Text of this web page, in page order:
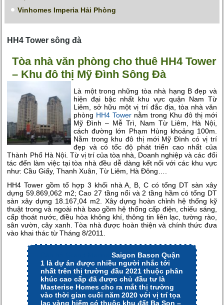
Vinhomes Imperia Hải Phòng
HH4 Tower sông đà
Tòa nhà văn phòng cho thuê HH4 Tower
– Khu đô thị Mỹ Đình Sông Đà
Là một trong những tòa nhà hạng B đẹp và
hiện đại bậc nhất khu vực quận Nam Từ
Liêm, sở hữu một vị trí đắc địa, tòa nhà văn
phòng HH4 Tower nằm trong Khu đô thị mới
Mỹ Đình – Mễ Trì, Nam Từ Liêm, Hà Nội,
cách đường lớn Phạm Hùng khoảng 100m.
Nằm trong khu đô thị mới Mỹ Đình có vị trí
đẹp và có tốc độ phát triển cao nhất của
Thành Phố Hà Nội. Từ vị trí của tòa nhà, Doanh nghiệp và các đối
tác đến làm việc tại tòa nhà đều dễ dàng kết nối với các khu vực
như: Cầu Giấy, Thanh Xuân, Từ Liêm, Hà Đông….
HH4 Tower gồm tổ hợp 3 khối nhà A, B, C có tổng DT sàn xây
dựng 59.869,062 m2; Cao 27 tầng nổi và 2 tầng hầm có tổng DT
sàn xây dựng 18.167,04 m2. Xây dựng hoàn chỉnh hệ thống kỹ
thuật trong và ngoài nhà bao gồm hệ thống cấp điện, chiếu sáng,
cấp thoát nước, điều hòa không khí, thông tin liên lạc, tường rào,
sân vườn, cây xanh. Tòa nhà được hoàn thiện và chính thức đưa
vào khai thác từ Tháng 8/2011.
Saigon Bason Quận
1 là dự án được nhiều người nhắc tới
nhất trên thị trường đầu 2021 thuộc phân
khúc cao cấp đã được chủ đầu tư là
Masterise Homes cho ra mắt thị trường
vào thời gian cuối năm 2020 với vị trí tọa
lạc vàng hiếm có thuộc khu đất Ba Son –